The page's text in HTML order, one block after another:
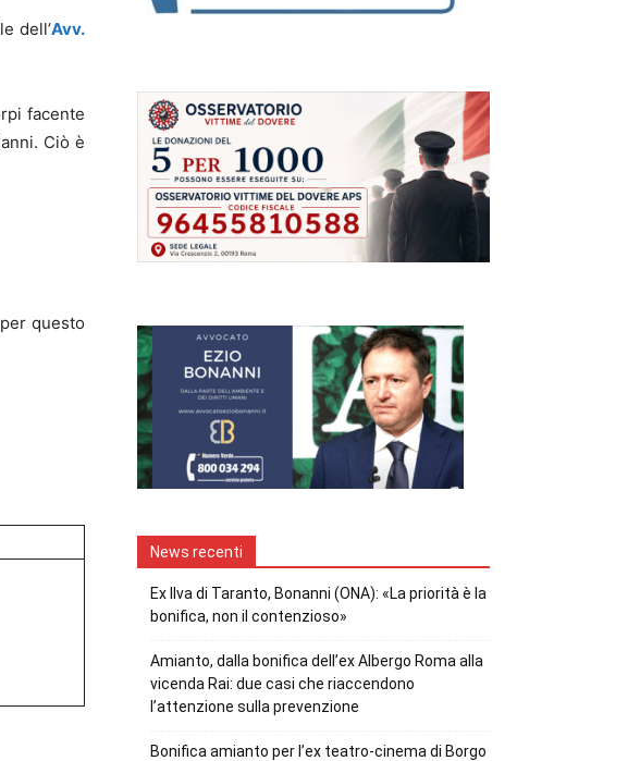
dell’Avv.
facente
Ciò è
questo
News recenti
Ex Ilva di Taranto, Bonanni (ONA): «La priorità è la
bonifica, non il contenzioso»
Amianto, dalla bonifica dell’ex Albergo Roma alla
vicenda Rai: due casi che riaccendono
l’attenzione sulla prevenzione
Bonifica amianto per l’ex teatro-cinema di Borgo